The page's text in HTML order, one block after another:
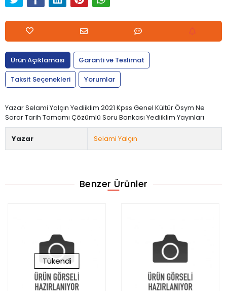
Ürün Açıklaması
Garanti ve Teslimat
Taksit Seçenekleri
Yorumlar
Yazar Selami Yalçın Yediiklim 2021 Kpss Genel Kültür Ösym Ne
Sorar Tarih Tamamı Çözümlü Soru Bankası Yediiklim Yayınları
Yazar Selami Yalçın
Benzer Ürünler
Tükendi